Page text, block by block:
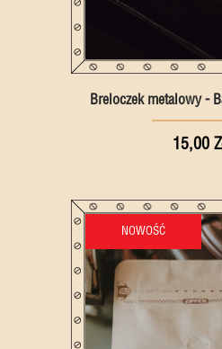
Breloczek metalowy -
15,00
NOWOŚĆ